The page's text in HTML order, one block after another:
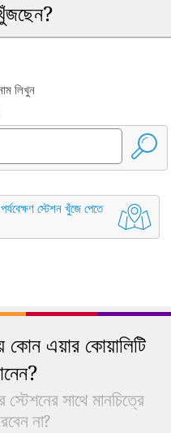
লিখুন
স্টেশন খুঁজে পেতে
এয়ার কোয়ালিটি
সাথে মানচিত্রে
না?